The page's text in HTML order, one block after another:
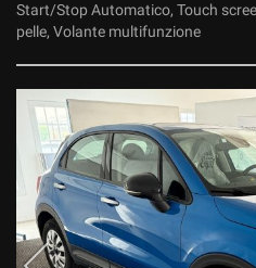
Start/Stop Automatico, Touch
pelle, Volante multifunzione